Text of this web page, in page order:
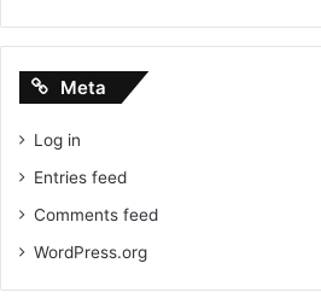
Meta
Log in
Entries feed
Comments feed
WordPress.org